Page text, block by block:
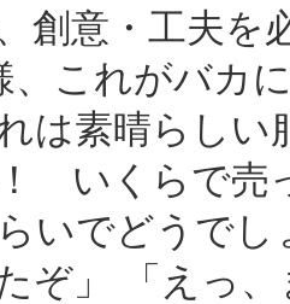
創意・工夫を
、これがバカ
は素晴らし
いくらで売
いでどうで
ぞ」 「えっ